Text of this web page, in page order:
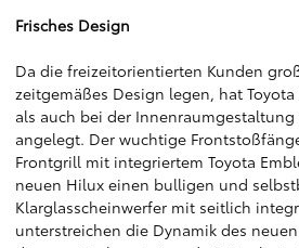
Frisches Design
Da die freizeitorientierten Kunden
zeitgemäßes Design legen, hat
als auch bei der Innenraumgestaltung
angelegt. Der wuchtige
Frontgrill mit integriertem Toyota
neuen Hilux einen bulligen und
Klarglasscheinwerfer mit seitlich
unterstreichen die Dynamik des